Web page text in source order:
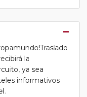
la
ya sea
informativos